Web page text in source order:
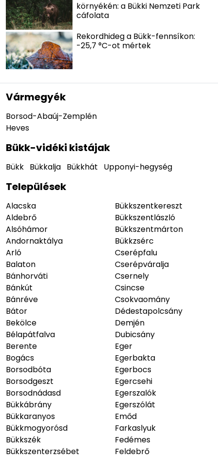
környékén: a Bükki Nemzeti Park
cáfolata
Rekordhideg a Bükk-fennsíkon:
-25,7 °C-ot mértek
Vármegyék
Borsod-Abaúj-Zemplén
Heves
Bükk-vidéki kistájak
Bükk Bükkalja Bükkhát Upponyi-hegység
Települések
Alacska
Aldebrő
Alsóhámor
Andornaktálya
Arló
Balaton
Bánhorváti
Bánkút
Bánréve
Bátor
Bekölce
Bélapátfalva
Berente
Bogács
Borsodbóta
Borsodgeszt
Borsodnádasd
Bükkábrány
Bükkaranyos
Bükkmogyorósd
Bükkszék
Bükkszenterzsébet
Bükkszentkereszt
Bükkszentlászló
Bükkszentmárton
Bükkzsérc
Cserépfalu
Cserépváralja
Csernely
Csincse
Csokvaomány
Dédestapolcsány
Demjén
Dubicsány
Eger
Egerbakta
Egerbocs
Egercsehi
Egerszalók
Egerszólát
Emőd
Farkaslyuk
Fedémes
Feldebrő